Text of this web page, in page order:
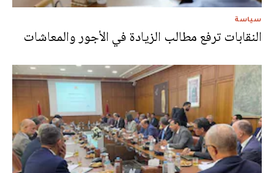
سياسة
النقابات ترفع مطالب الزيادة في الأجور والمعاشات